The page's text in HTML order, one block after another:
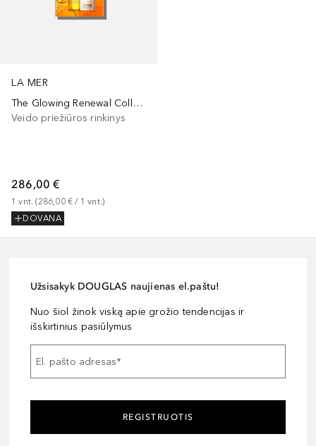
LA MER
The Glowing Renewal Collection
Veido priežiūros rinkinys
286,00 €
1 vnt. (286,00 € / 1 vnt.)
DOVANA
Užsisakyk DOUGLAS naujienas el.paštu!
Nuo šiol žinok viską apie grožio tendencijas ir
išskirtinius pasiūlymus
El. pašto adresas*
REGISTRUOTIS